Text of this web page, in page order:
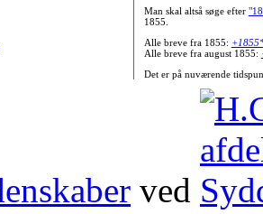
Man skal altså søge efter
1855.
Alle breve fra 1855:
Alle breve fra august 1855:
Det er på nuværende
ved